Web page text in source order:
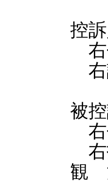
控
右
右
被
右
観